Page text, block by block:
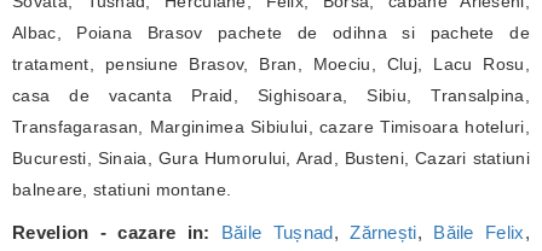
Albac, Poiana Brasov pachete de odihna si pachete de
tratament, pensiune Brasov, Bran, Moeciu, Cluj, Lacu Rosu,
casa de vacanta Praid, Sighisoara, Sibiu, Transalpina,
Transfagarasan, Marginimea Sibiului, cazare Timisoara hoteluri,
Bucuresti, Sinaia, Gura Humorului, Arad, Busteni, Cazari statiuni
balneare, statiuni montane.
Revelion - cazare in: Băile Tușnad,Zărnești, Băile Felix,